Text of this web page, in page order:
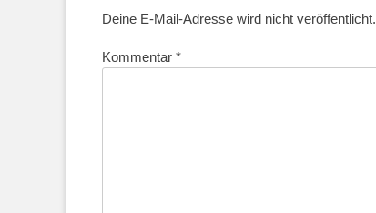
Deine E-Mail-Adresse wird nicht veröffentlicht.
Kommentar *